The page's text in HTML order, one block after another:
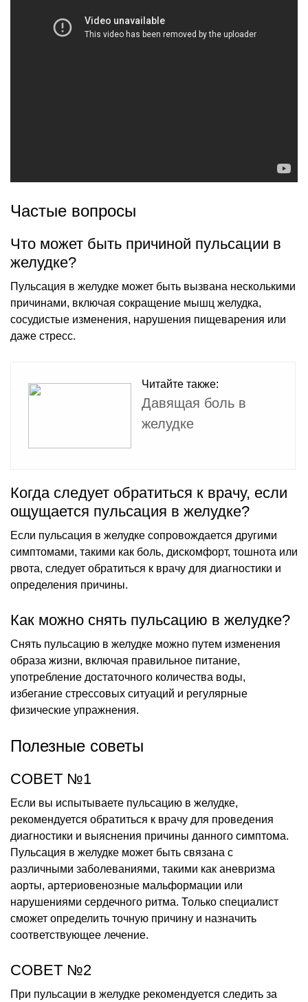
Частые вопросы
Что может быть причиной пульсации в
желудке?
Пульсация в желудке может быть вызвана несколькими
причинами, включая сокращение мышц желудка,
сосудистые изменения, нарушения пищеварения или
даже стресс.
Читайте также:
Давящая боль в
желудке
Когда следует обратиться к врачу, если
ощущается пульсация в желудке?
Если пульсация в желудке сопровождается другими
симптомами, такими как боль, дискомфорт, тошнота или
рвота, следует обратиться к врачу для диагностики и
определения причины.
Как можно снять пульсацию в желудке?
Снять пульсацию в желудке можно путем изменения
образа жизни, включая правильное питание,
употребление достаточного количества воды,
избегание стрессовых ситуаций и регулярные
физические упражнения.
Полезные советы
СОВЕТ №1
Если вы испытываете пульсацию в желудке,
рекомендуется обратиться к врачу для проведения
диагностики и выяснения причины данного симптома.
Пульсация в желудке может быть связана с
различными заболеваниями, такими как аневризма
аорты, артериовенозные мальформации или
нарушениями сердечного ритма. Только специалист
сможет определить точную причину и назначить
соответствующее лечение.
СОВЕТ №2
При пульсации в желудке рекомендуется следить за